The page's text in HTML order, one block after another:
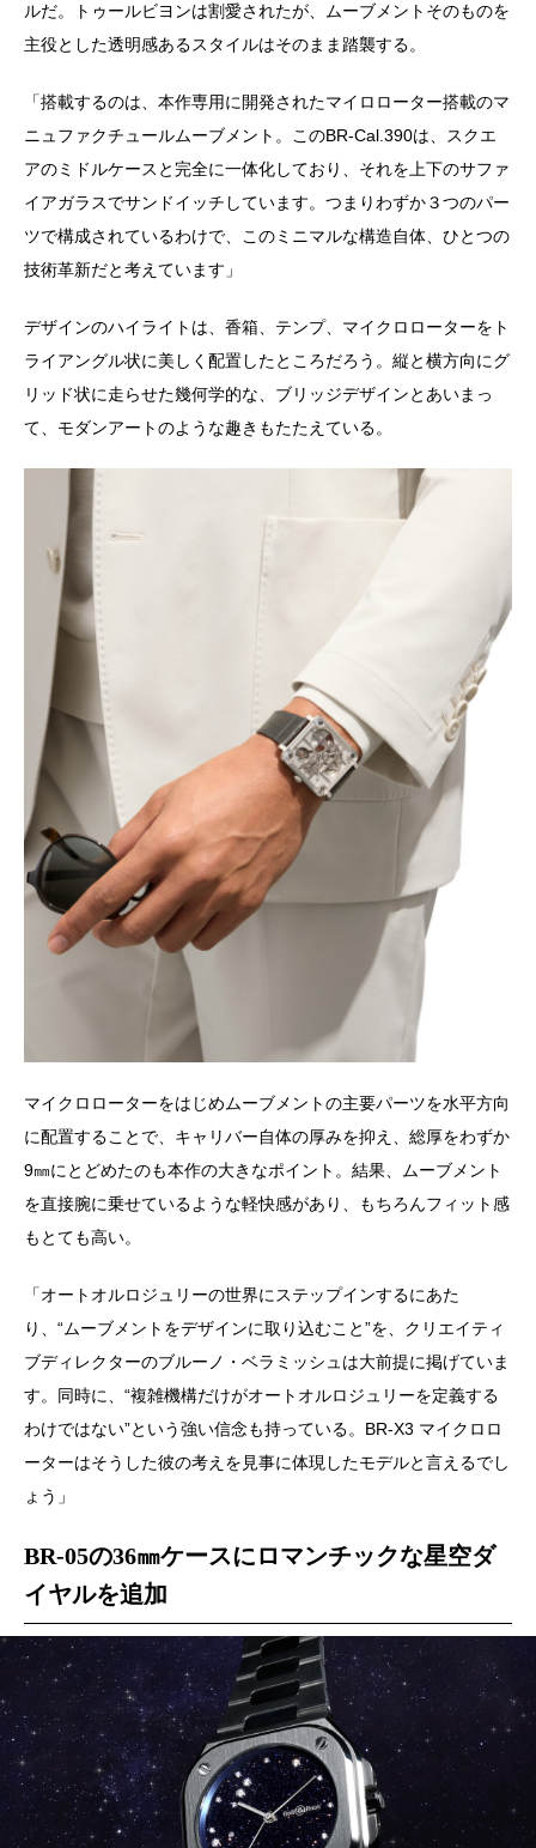
ルだ。トゥールビヨンは割愛されたが、ムーブメントそのものを
主役とした透明感あるスタイルはそのまま踏襲する。
「搭載するのは、本作専用に開発されたマイロローター搭載のマ
ニュファクチュールムーブメント。このBR-Cal.390は、スクエ
アのミドルケースと完全に一体化しており、それを上下のサファ
イアガラスでサンドイッチしています。つまりわずか３つのパー
ツで構成されているわけで、このミニマルな構造自体、ひとつの
技術革新だと考えています」
デザインのハイライトは、香箱、テンプ、マイクロローターをト
ライアングル状に美しく配置したところだろう。縦と横方向にグ
リッド状に走らせた幾何学的な、ブリッジデザインとあいまっ
て、モダンアートのような趣きもたたえている。
マイクロローターをはじめムーブメントの主要パーツを水平方向
に配置することで、キャリバー自体の厚みを抑え、総厚をわずか
9㎜にとどめたのも本作の大きなポイント。結果、ムーブメント
を直接腕に乗せているような軽快感があり、もちろんフィット感
もとても高い。
「オートオルロジュリーの世界にステップインするにあた
り、“ムーブメントをデザインに取り込むこと”を、クリエイティ
ブディレクターのブルーノ・ベラミッシュは大前提に掲げていま
す。同時に、“複雑機構だけがオートオルロジュリーを定義する
わけではない”という強い信念も持っている。BR-X3 マイクロロ
ーターはそうした彼の考えを見事に体現したモデルと言えるでし
ょう」
BR-05の36㎜ケースにロマンチックな星空ダ
イヤルを追加